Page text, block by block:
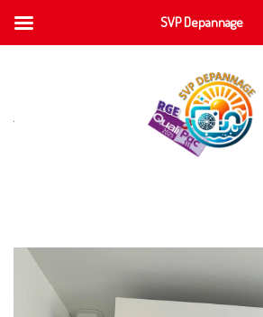
SVP Depannage